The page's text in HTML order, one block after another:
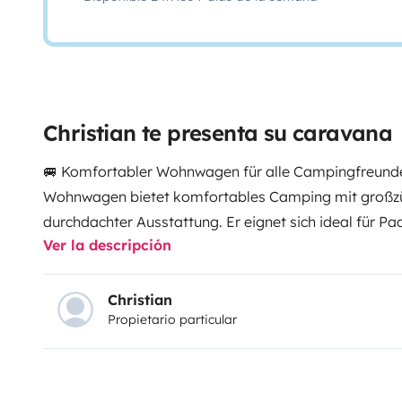
Christian te presenta su caravana
🚐 Komfortabler Wohnwagen für alle
Wohnwagen bietet komfortables Camping mit
durchdachter Ausstattung. Er eignet sich ideal für
ganz normale Campingfreunde, die entspannt und
die barrierefreundliche Gestaltung profitieren
Menschen mit eingeschränkter Mobilität von mehr
beim Camping.Der Wohnwagen befindet sich in
Zustand und wurde praktisch sowie wohnlich
Ver la descripción
Christian
Propietario particular